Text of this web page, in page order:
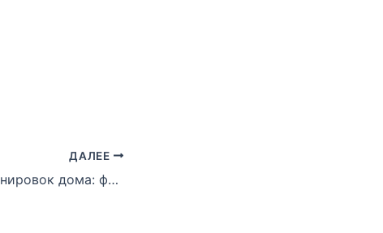
ДАЛЕЕ
27-й день тренировок дома: фото